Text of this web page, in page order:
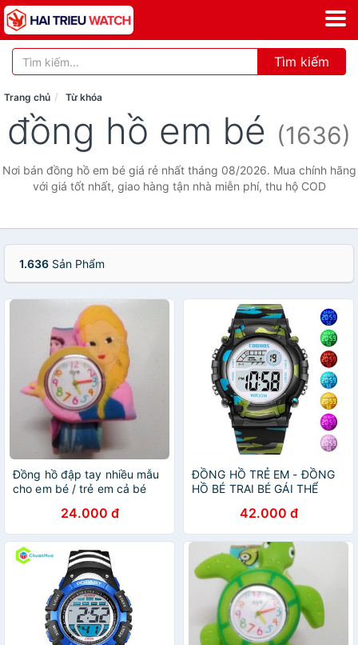
Tìm kiếm
Trang chủ Từ khóa
đồng hồ em bé (1636)
Nơi bán đồng hồ em bé giá rẻ nhất tháng 08/2026. Mua chính hãng
với giá tốt nhất, giao hàng tận nhà miễn phí, thu hộ COD
1.636 Sản Phẩm
Đồng hồ đập tay nhiều mẫu
cho em bé / trẻ em cả bé
24.000 đ
ĐỒNG HỒ TRẺ EM - ĐỒNG
HỒ BÉ TRAI BÉ GÁI THỂ
42.000 đ